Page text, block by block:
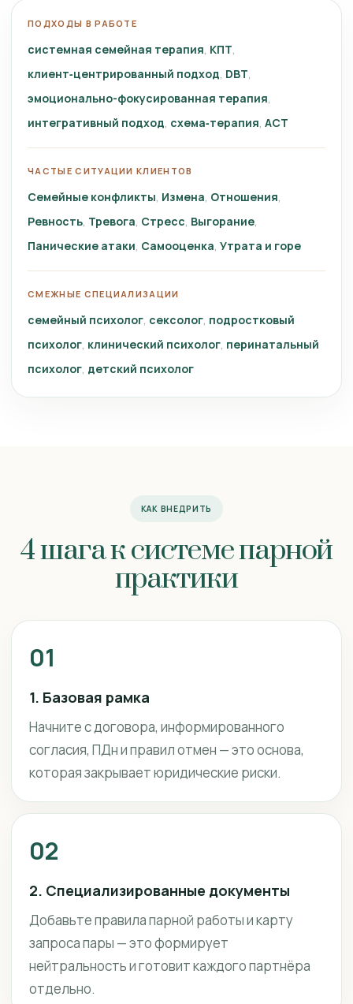
ПОДХОДЫ В РАБОТЕ
системная семейная терапия КПТ
клиент‑центрированный подход DBT
эмоционально-фокусированная терапия
интегративный подход схема‑терапия ACT
ЧАСТЫЕ СИТУАЦИИ КЛИЕНТОВ
Семейные конфликты Измена Отношения
Ревность Тревога Стресс Выгорание
Панические атаки Самооценка Утрата и горе
СМЕЖНЫЕ СПЕЦИАЛИЗАЦИИ
семейный психолог сексолог подростковый
психолог клинический психолог перинатальный
психолог детский психолог
КАК ВНЕДРИТЬ
4 шага к системе парной
практики
01
1. Базовая рамка
Начните с договора, информированного
согласия, ПДн и правил отмен — это основа,
которая закрывает юридические риски.
02
2. Специализированные документы
Добавьте правила парной работы и карту
запроса пары — это формирует
нейтральность и готовит каждого партнёра
отдельно.